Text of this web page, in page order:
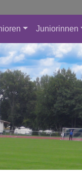
Juniorinnen